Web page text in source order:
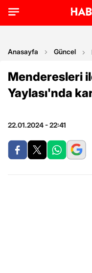
Anasayfa Güncel
Menderesleri
Yaylası'nda
22.01.2024 - 22:41